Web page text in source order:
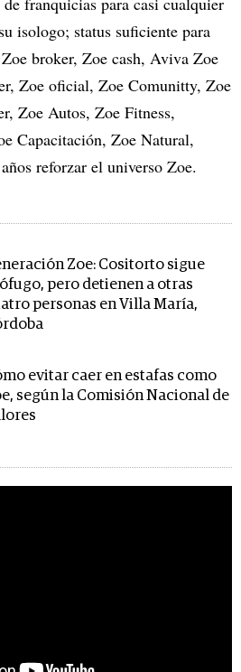
isologo; status suficiente para
broker, Zoe cash, Aviva Zoe
Zoe oficial, Zoe Comunitty, Zoe
Zoe Autos, Zoe Fitness,
Capacitación, Zoe Natural,
reforzar el universo Zoe.
Zoe: Cositorto sigue
pero detienen a otras
personas en Villa María,
evitar caer en estafas como
según la Comisión Nacional de